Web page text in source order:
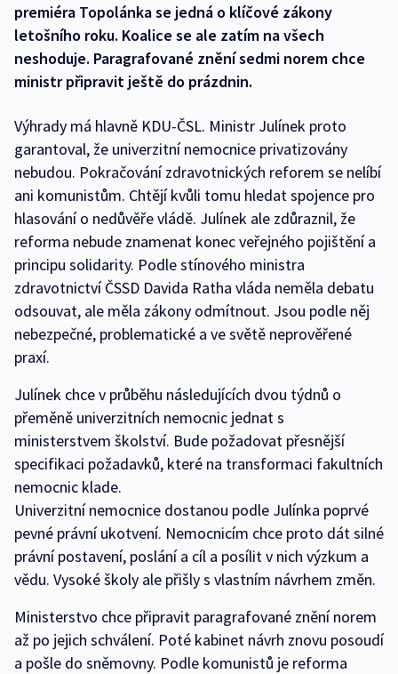
premiéra Topolánka se jedná o klíčové zákony
letošního roku. Koalice se ale zatím na všech
neshoduje. Paragrafované znění sedmi norem chce
ministr připravit ještě do prázdnin.
Výhrady má hlavně KDU-ČSL. Ministr Julínek proto
garantoval, že univerzitní nemocnice privatizovány
nebudou. Pokračování zdravotnických reforem se nelíbí
ani komunistům. Chtějí kvůli tomu hledat spojence pro
hlasování o nedůvěře vládě. Julínek ale zdůraznil, že
reforma nebude znamenat konec veřejného pojištění a
principu solidarity. Podle stínového ministra
zdravotnictví ČSSD Davida Ratha vláda neměla debatu
odsouvat, ale měla zákony odmítnout. Jsou podle něj
nebezpečné, problematické a ve světě neprověřené
praxí.
Julínek chce v průběhu následujících dvou týdnů o
přeměně univerzitních nemocnic jednat s
ministerstvem školství. Bude požadovat přesnější
specifikaci požadavků, které na transformaci fakultních
nemocnic klade.
Univerzitní nemocnice dostanou podle Julínka poprvé
pevné právní ukotvení. Nemocnicím chce proto dát silné
právní postavení, poslání a cíl a posílit v nich výzkum a
vědu. Vysoké školy ale přišly s vlastním návrhem změn.
Ministerstvo chce připravit paragrafované znění norem
až po jejich schválení. Poté kabinet návrh znovu posoudí
a pošle do sněmovny. Podle komunistů je reforma